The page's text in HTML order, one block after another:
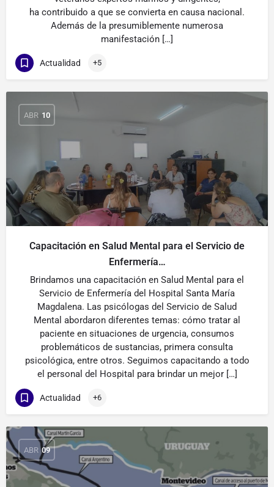
ha contribuido a que se convierta en causa nacional.
Además de la presumiblemente numerosa
manifestación […]
Actualidad +5
ABR 10
Capacitación en Salud Mental para el Servicio de
Enfermería…
Brindamos una capacitación en Salud Mental para el
Servicio de Enfermería del Hospital Santa María
Magdalena. Las psicólogas del Servicio de Salud
Mental abordaron diferentes temas: cómo tratar al
paciente en situaciones de urgencia, consumos
problemáticos de sustancias, primera consulta
psicológica, entre otros. Seguimos capacitando a todo
el personal del Hospital para brindar un mejor […]
Actualidad +6
ABR 09